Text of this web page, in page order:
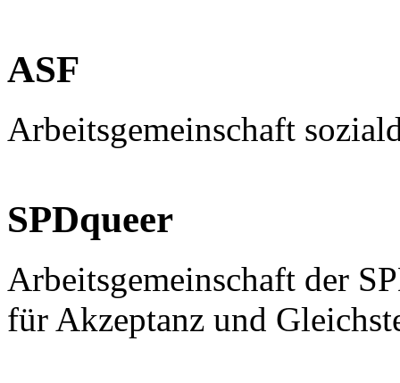
ASF
Arbeitsgemeinschaft
SPDqueer
Arbeitsgemeinschaft der
für Akzeptanz und